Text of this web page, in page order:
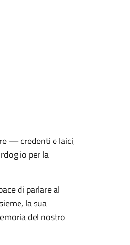
— credenti e laici,
per la
di parlare al
la sua
del nostro